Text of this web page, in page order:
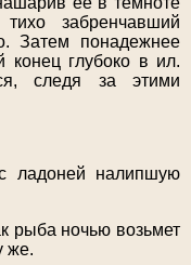
забренчавший
Затем понадежнее
конец глубоко в ил.
следя за этими
ладоней налипшую
рыба ночью возьмет
же.